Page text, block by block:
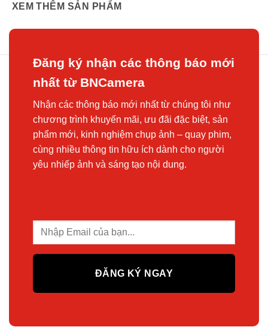
XEM THÊM SẢN PHẨM
Đăng ký nhận các thông báo mới
nhất từ BNCamera
Nhận các thông báo mới nhất từ chúng tôi như
chương trình khuyến mãi, ưu đãi đặc biệt, sản
phẩm mới, kinh nghiệm chụp ảnh – quay phim,
cùng nhiều thông tin hữu ích dành cho người
yêu nhiếp ảnh và sáng tạo nội dung.